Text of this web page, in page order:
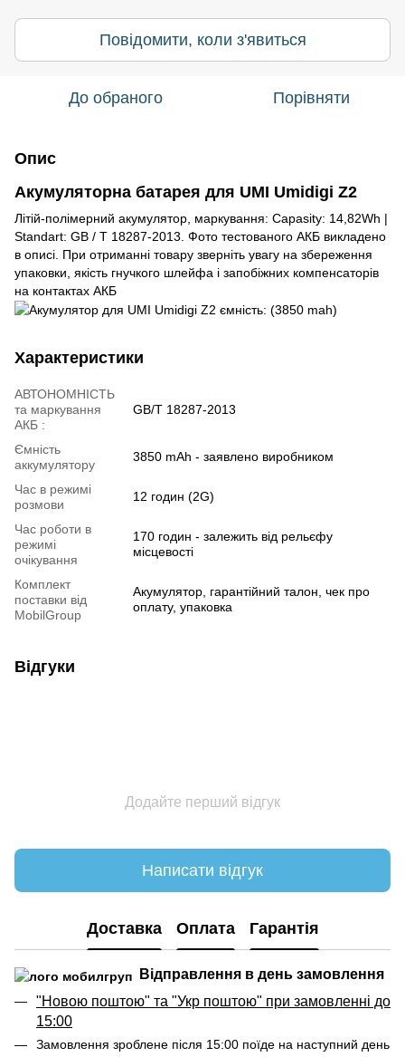
Повідомити, коли з'явиться
До обраного Порівняти
Опис
Акумуляторна батарея для UMI Umidigi Z2
Літій-полімерний акумулятор, маркування: Capasity: 14,82Wh |
Standart: GB / T 18287-2013. Фото тестованого АКБ викладено
в описі. При отриманні товару зверніть увагу на збереження
упаковки, якість гнучкого шлейфа і запобіжних компенсаторів
на контактах АКБ
Характеристики
АВТОНОМНІСТЬ
та маркування
АКБ :
GB/T 18287-2013
Ємність
аккумулятору
3850 mAh - заявлено виробником
Час в режимі
розмови
12 годин (2G)
Час роботи в
режимі
очікування
170 годин - залежить від рельєфу
місцевості
Комплект
поставки від
MobilGroup
Акумулятор, гарантійний талон, чек про
оплату, упаковка
Відгуки
Додайте перший відгук
Написати відгук
Доставка Оплата Гарантія
Відправлення в день замовлення
"Новою поштою" та "Укр поштою" при замовленні до
15:00
Замовлення зроблене після 15:00 поїде на наступний день